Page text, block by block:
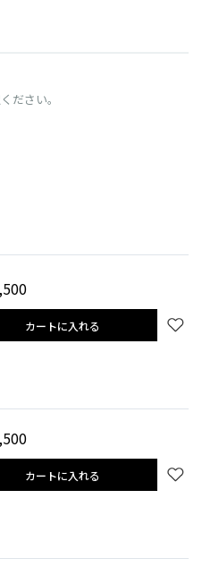
ださい。
カートに入れる
カートに入れる